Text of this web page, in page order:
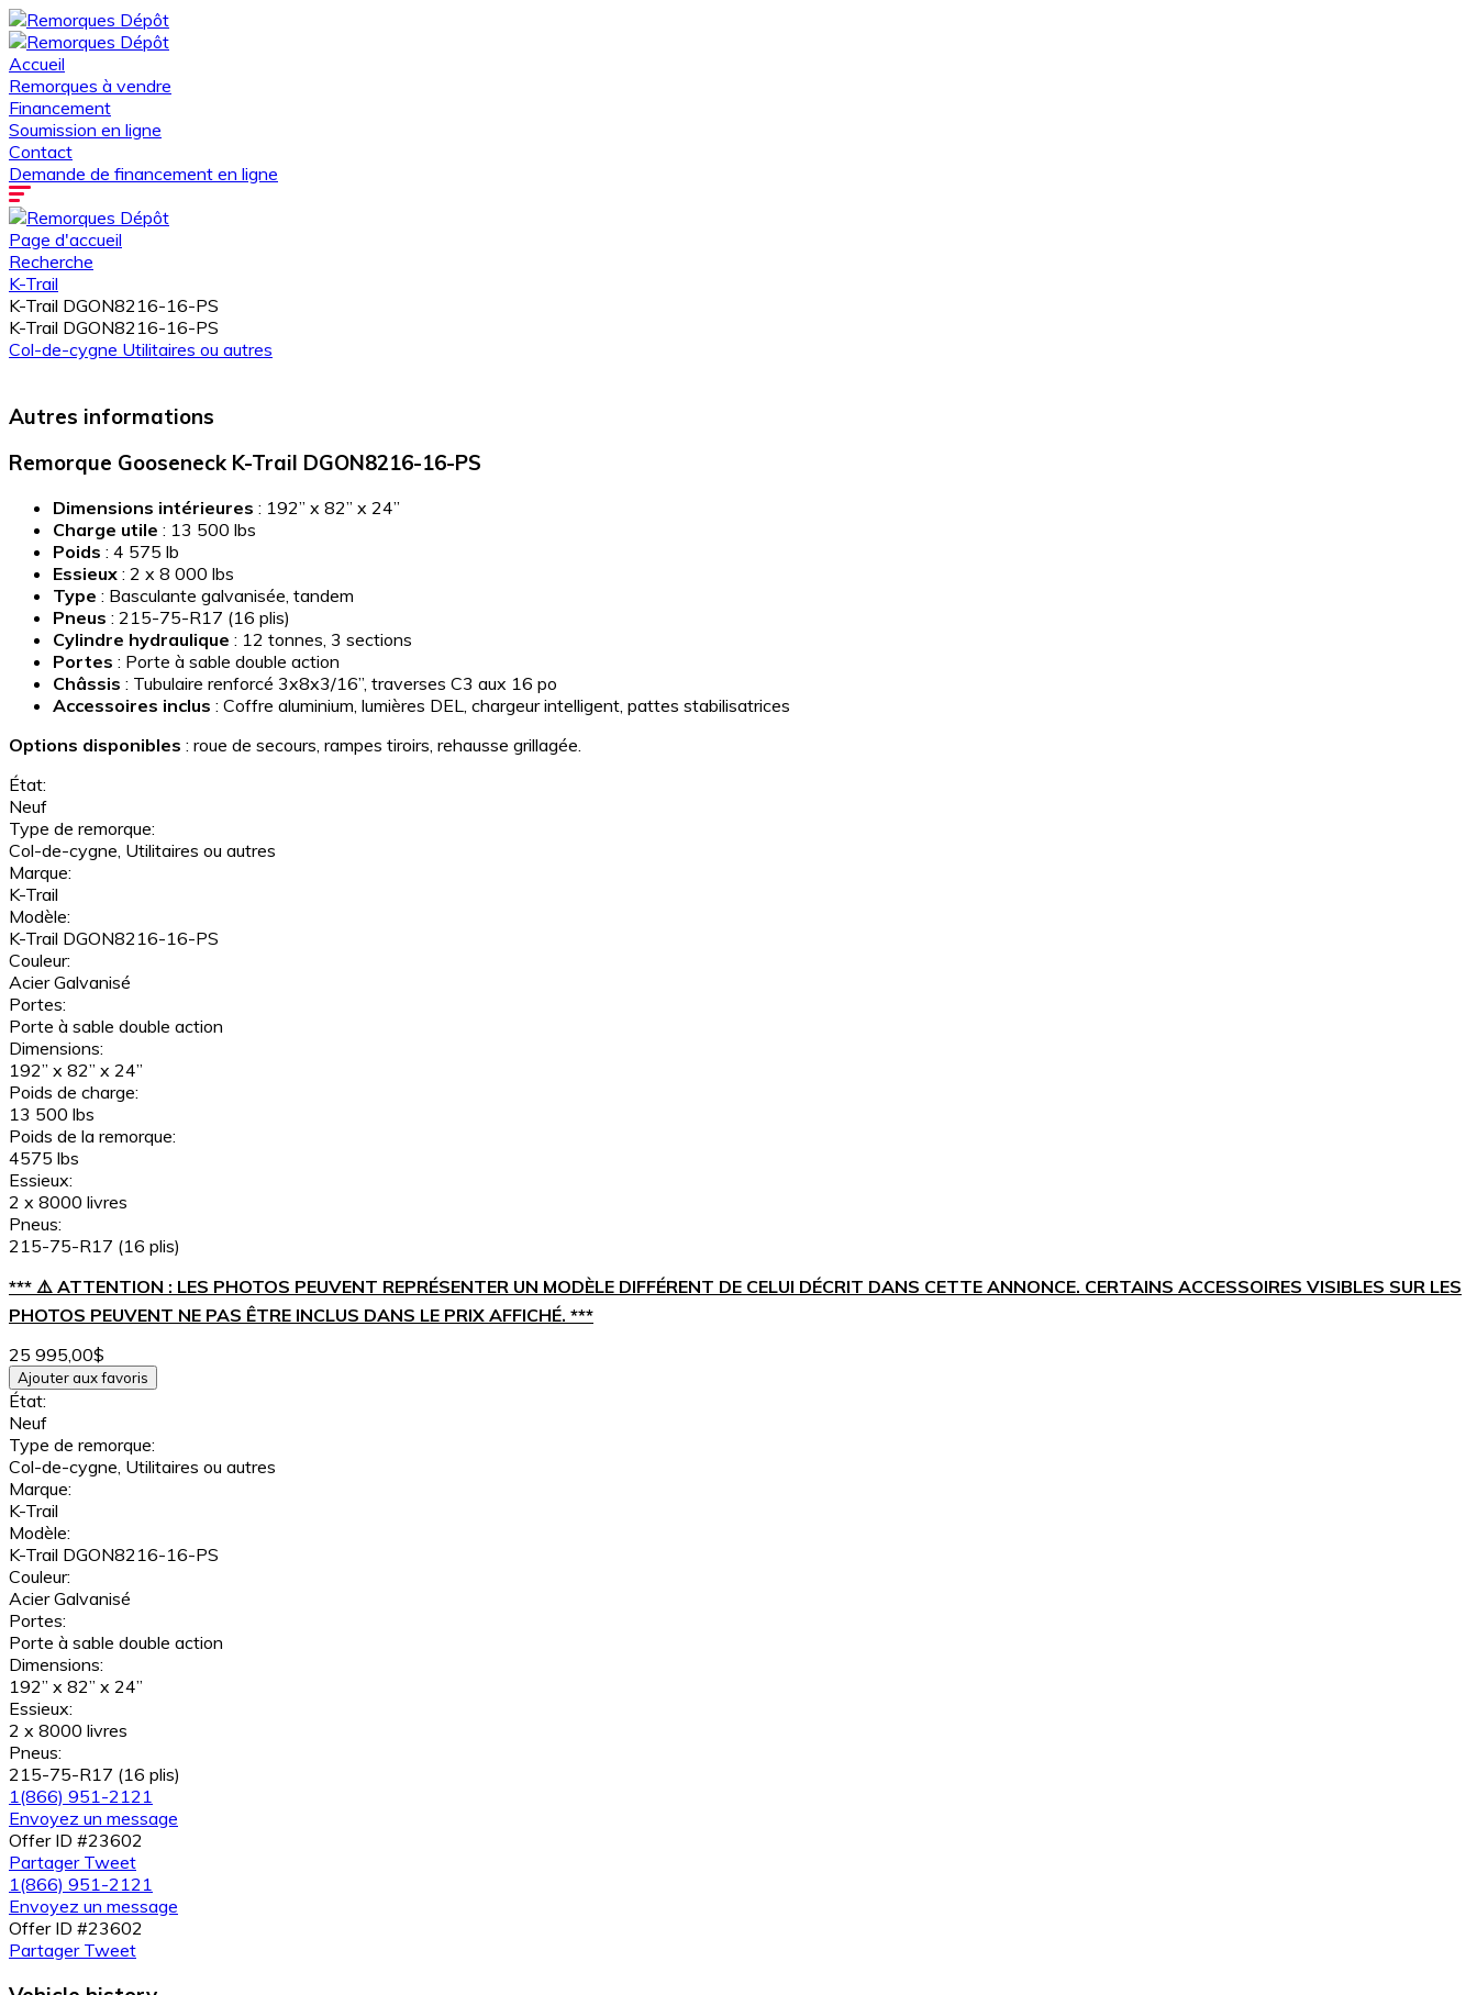
Accueil
Remorques à vendre
Financement
Soumission en ligne
Contact
Demande de financement en ligne
Page d'accueil
Recherche
K-Trail
K-Trail DGON8216-16-PS
K-Trail DGON8216-16-PS
Col-de-cygne Utilitaires ou autres
Autres informations
Remorque Gooseneck K-Trail DGON8216-16-PS
Dimensions intérieures : 192” x 82” x 24”
Charge utile : 13 500 lbs
Poids : 4 575 lb
Essieux : 2 x 8 000 lbs
Type : Basculante galvanisée, tandem
Pneus : 215-75-R17 (16 plis)
Cylindre hydraulique : 12 tonnes, 3 sections
Portes : Porte à sable double action
Châssis : Tubulaire renforcé 3x8x3/16”, traverses C3 aux 16 po
Accessoires inclus : Coffre aluminium, lumières DEL, chargeur intelligent, pattes stabilisatrices
Options disponibles : roue de secours, rampes tiroirs, rehausse grillagée.
État:
Neuf
Type de remorque:
Col-de-cygne, Utilitaires ou autres
Marque:
K-Trail
Modèle:
K-Trail DGON8216-16-PS
Couleur:
Acier Galvanisé
Portes:
Porte à sable double action
Dimensions:
192” x 82” x 24”
Poids de charge:
13 500 lbs
Poids de la remorque:
4575 lbs
Essieux:
2 x 8000 livres
Pneus:
215-75-R17 (16 plis)
*** ⚠️ ATTENTION : LES PHOTOS PEUVENT REPRÉSENTER UN MODÈLE DIFFÉRENT DE CELUI DÉCRIT DANS CETTE ANNONCE. CERTAINS ACCESSOIRES VISIBLES SUR LES
PHOTOS PEUVENT NE PAS ÊTRE INCLUS DANS LE PRIX AFFICHÉ. ***
25 995,00$
Ajouter aux favoris
État:
Neuf
Type de remorque:
Col-de-cygne, Utilitaires ou autres
Marque:
K-Trail
Modèle:
K-Trail DGON8216-16-PS
Couleur:
Acier Galvanisé
Portes:
Porte à sable double action
Dimensions:
192” x 82” x 24”
Essieux:
2 x 8000 livres
Pneus:
215-75-R17 (16 plis)
1(866) 951-2121
Envoyez un message
Offer ID #23602
Partager Tweet
1(866) 951-2121
Envoyez un message
Offer ID #23602
Partager Tweet